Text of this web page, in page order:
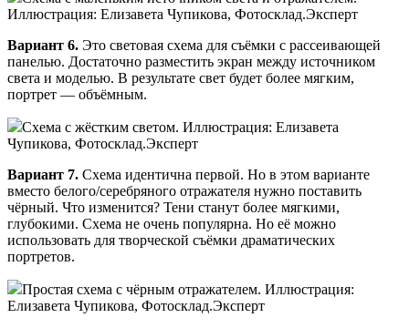
Иллюстрация: Елизавета Чупикова, Фотосклад.Эксперт
Вариант 6. Это световая схема для съёмки с рассеивающей
панелью. Достаточно разместить экран между источником
света и моделью. В результате свет будет более мягким,
портрет — объёмным.
Схема с жёстким светом. Иллюстрация: Елизавета
Чупикова, Фотосклад.Эксперт
Вариант 7. Схема идентична первой. Но в этом варианте
вместо белого/серебряного отражателя нужно поставить
чёрный. Что изменится? Тени станут более мягкими,
глубокими. Схема не очень популярна. Но её можно
использовать для творческой съёмки драматических
портретов.
Простая схема с чёрным отражателем. Иллюстрация:
Елизавета Чупикова, Фотосклад.Эксперт